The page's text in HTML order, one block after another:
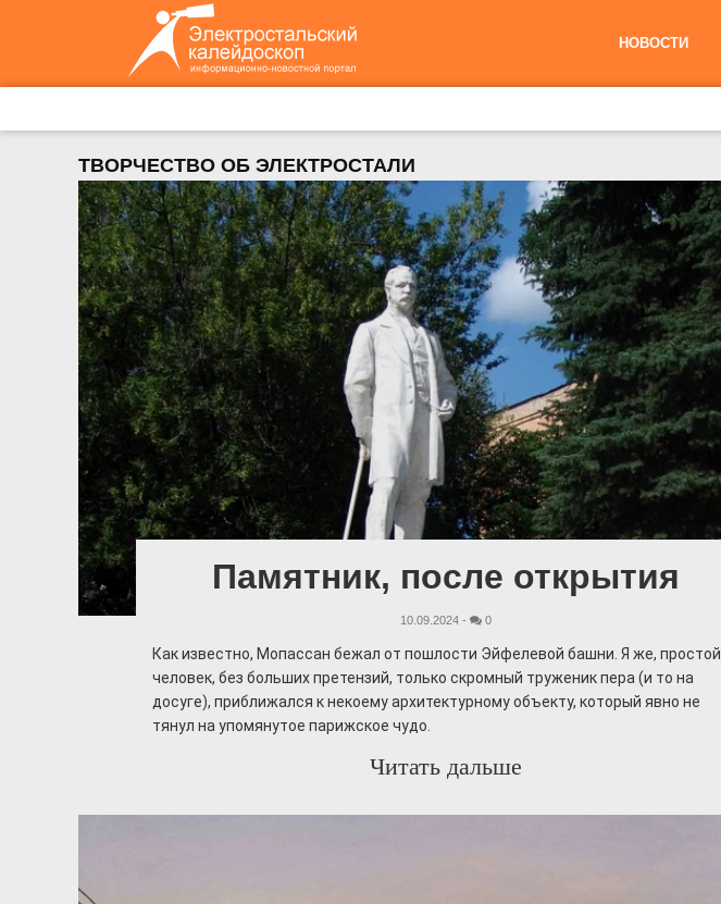
НОВОСТИ
ТВОРЧЕСТВО ОБ ЭЛЕКТРОСТАЛИ
Памятник, после открытия
10.09.2024 - 0
Как известно, Мопассан бежал от пошлости Эйфелевой башни. Я же, простой
человек, без больших претензий, только скромный труженик пера (и то на
досуге), приближался к некоему архитектурному объекту, который явно не
тянул на упомянутое парижское чудо.
Читать дальше